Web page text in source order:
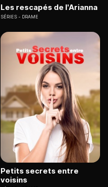
Les rescapés de l'Arianna
SÉRIES DRAME
Petits secrets entre
voisins